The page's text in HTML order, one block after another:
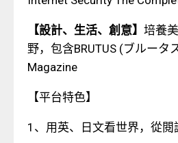
【設計、生活、創意】 培養
野，包含BRUTUS (ブルータ
Magazine
【平台特色】
1 、用英、日文看世界，從閱